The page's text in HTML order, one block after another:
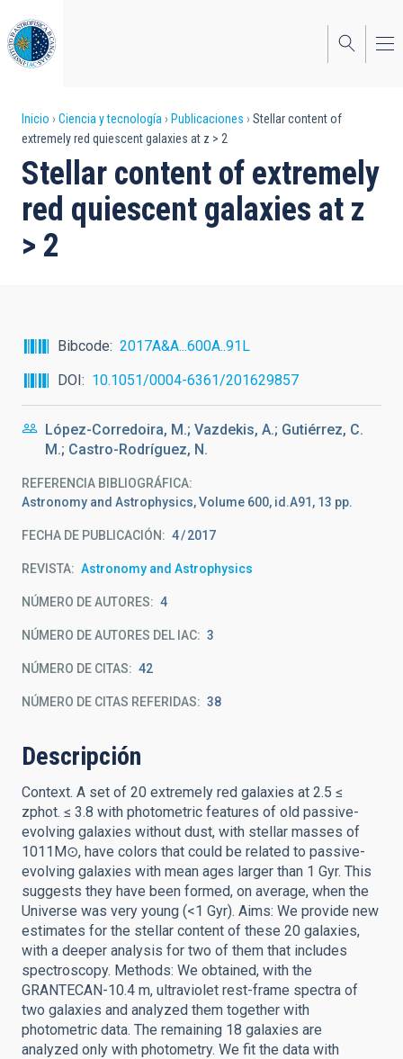
al
contenido
principal
Sobrescribir
enlaces
de
ayuda
a
Inicio Ciencia y tecnología Publicaciones
Stellar content of
extremely red quiescent galaxies at z > 2
Stellar content of extremely
red quiescent galaxies at z
> 2
Bibcode
2017A&A...600A..91L
DOI
10.1051/0004-6361/201629857
López-Corredoira, M.; Vazdekis, A.; Gutiérrez, C.
M.; Castro-Rodríguez, N.
REFERENCIA BIBLIOGRÁFICA
Astronomy and Astrophysics, Volume 600, id.A91, 13 pp.
FECHA DE PUBLICACIÓN: 4 2017
REVISTA Astronomy and Astrophysics
NÚMERO DE AUTORES 4
NÚMERO DE AUTORES DEL IAC 3
NÚMERO DE CITAS 42
NÚMERO DE CITAS REFERIDAS 38
Descripción
Context. A set of 20 extremely red galaxies at 2.5 ≤
zphot. ≤ 3.8 with photometric features of old passive-
evolving galaxies without dust, with stellar masses of
1011M⊙, have colors that could be related to passive-
evolving galaxies with mean ages larger than 1 Gyr. This
suggests they have been formed, on average, when the
Universe was very young (<1 Gyr). Aims: We provide new
estimates for the stellar content of these 20 galaxies,
with a deeper analysis for two of them that includes
spectroscopy. Methods: We obtained, with the
GRANTECAN-10.4 m, ultraviolet rest-frame spectra of
two galaxies and analyzed them together with
photometric data. The remaining 18 galaxies are
analyzed only with photometry. We fit the data with